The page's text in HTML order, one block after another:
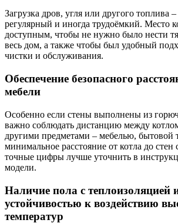
Загрузка дров, угля или другого топлива
регулярный и иногда трудоёмкий. Место
доступным, чтобы не нужно было нести
весь дом, а также чтобы был удобный
чистки и обслуживания.
Обеспечение безопасного
мебели
Особенно если стены выполнены из
важно соблюдать дистанцию между
другими предметами – мебелью,
минимальное расстояние от котла до стен
точные цифры лучше уточнить в
модели.
Наличие пола с теплоизоляцией
устойчивостью к воздействию
температур